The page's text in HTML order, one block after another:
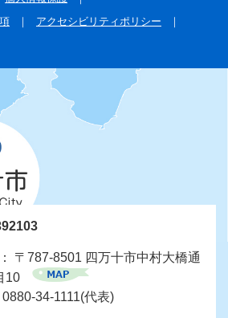
アクセシビリティポリシー
〒787-8501 四万十市中村大橋通
10
34-1111(代表)